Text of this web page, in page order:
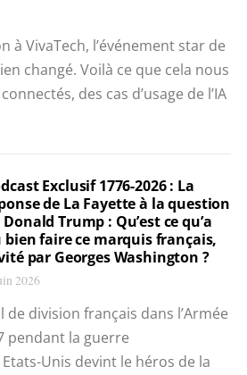
à VivaTech, l’événement star de
changé. Voilà ce que cela nous
des cas d’usage de l’IA
Exclusif 1776-2026 : La
de La Fayette à la question
Donald Trump : Qu’est ce qu’a
bien faire ce marquis français,
par Georges Washington ?
2026
de division français dans l’Armée
pendant la guerre
Unis devint le héros de la